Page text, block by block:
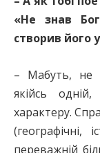
«Не знав
створив його
– Мабуть, не
якійсь
характеру.
(географічні,
переважній